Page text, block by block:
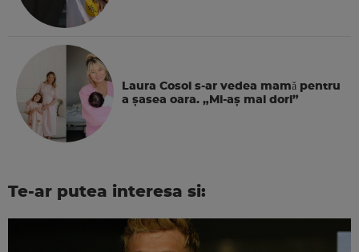
Laura Cosoi s-ar vedea mamǎ pentru
a şasea oara. „Mi-aș mai dori”
Te-ar putea interesa si: